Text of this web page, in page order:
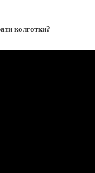
колготки?